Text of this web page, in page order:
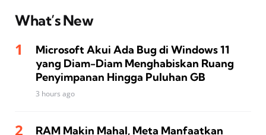
What’s New
Microsoft Akui Ada Bug di Windows 11
yang Diam-Diam Menghabiskan Ruang
Penyimpanan Hingga Puluhan GB
3 hours ago
RAM Makin Mahal, Meta Manfaatkan